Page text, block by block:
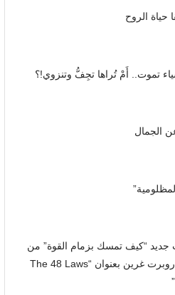
حياة الروح
تموت.. أَمْ تُراها تجِفُّ وتنزوي!؟
الجمال
جديد “كيف تمسك بزمام القوة” من
تأليف روبرت غرين بعنوان “The 48 Laws